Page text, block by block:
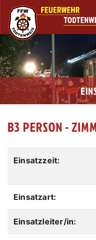
B3 PERSON -
Einsatzzeit:
Einsatzart:
Einsatzleiter/in: